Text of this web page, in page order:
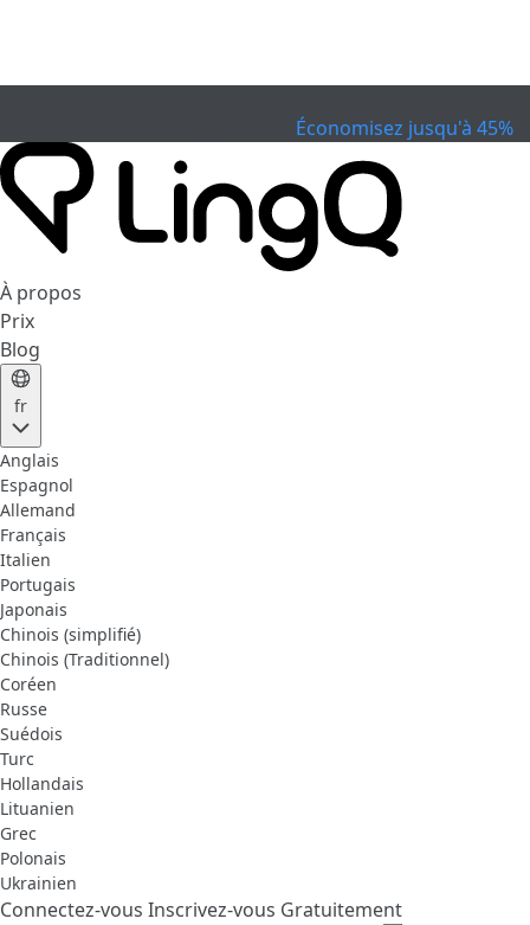
Économisez jusqu'à 45%
À propos
Prix
Blog
fr
Anglais
Espagnol
Allemand
Français
Italien
Portugais
Japonais
Chinois (simplifié)
Chinois (Traditionnel)
Coréen
Russe
Suédois
Turc
Hollandais
Lituanien
Grec
Polonais
Ukrainien
Connectez-vous Inscrivez-vous Gratuitement